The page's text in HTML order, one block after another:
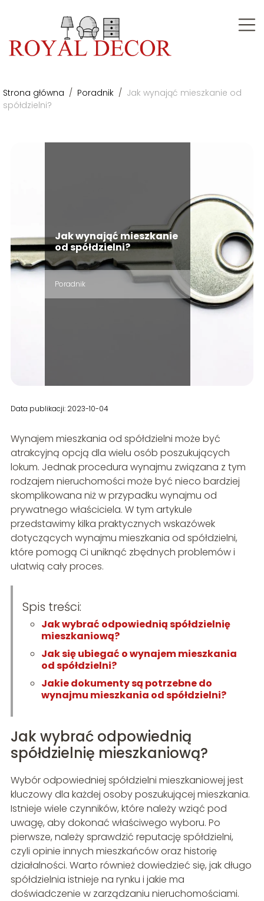
Strona główna / Poradnik / Jak wynająć mieszkanie od
spółdzielni?
Jak wynająć mieszkanie
od spółdzielni?
Poradnik
Data publikacji: 2023-10-04
Wynajem mieszkania od spółdzielni może być
atrakcyjną opcją dla wielu osób poszukujących
lokum. Jednak procedura wynajmu związana z tym
rodzajem nieruchomości może być nieco bardziej
skomplikowana niż w przypadku wynajmu od
prywatnego właściciela. W tym artykule
przedstawimy kilka praktycznych wskazówek
dotyczących wynajmu mieszkania od spółdzielni,
które pomogą Ci uniknąć zbędnych problemów i
ułatwią cały proces.
Spis treści:
Jak wybrać odpowiednią spółdzielnię
mieszkaniową?
Jak się ubiegać o wynajem mieszkania
od spółdzielni?
Jakie dokumenty są potrzebne do
wynajmu mieszkania od spółdzielni?
Jak wybrać odpowiednią
spółdzielnię mieszkaniową?
Wybór odpowiedniej spółdzielni mieszkaniowej jest
kluczowy dla każdej osoby poszukującej mieszkania.
Istnieje wiele czynników, które należy wziąć pod
uwagę, aby dokonać właściwego wyboru. Po
pierwsze, należy sprawdzić reputację spółdzielni,
czyli opinie innych mieszkańców oraz historię
działalności. Warto również dowiedzieć się, jak długo
spółdzielnia istnieje na rynku i jakie ma
doświadczenie w zarządzaniu nieruchomościami.